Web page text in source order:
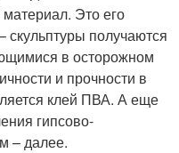
Это его
получаются
в осторожном
и прочности в
клей ПВА. А еще
гипсово-
– далее.